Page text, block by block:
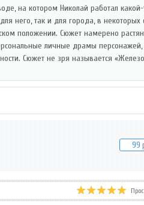
на котором Николай работал какой-
него, так и для города, в некоторых
положении. Сюжет намерено
личные драмы персонажей,
Сюжет не зря называется
99